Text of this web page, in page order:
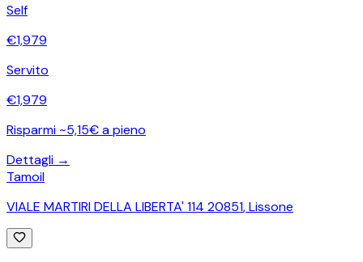
Self
€1,979
Servito
€1,979
Risparmi ~5,15€ a pieno
Dettagli →
Tamoil
VIALE MARTIRI DELLA LIBERTA' 114 20851,Lissone